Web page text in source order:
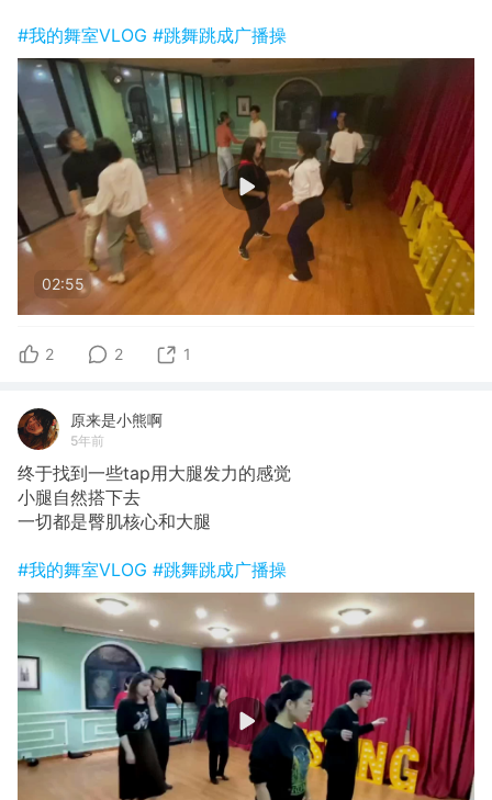
#我的舞室VLOG #跳舞跳成广播操
02:55
2 2 1
原来是小熊啊
5年前
终于找到一些tap用大腿发力的感觉
小腿自然搭下去
一切都是臀肌核心和大腿
#我的舞室VLOG #跳舞跳成广播操